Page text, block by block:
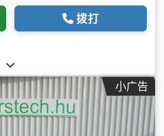
拨打
小广告